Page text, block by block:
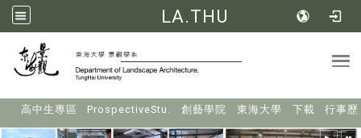
LA.THU
高中生專區 ProspectiveStu. 創藝學院 東海大學 下載 行事歷